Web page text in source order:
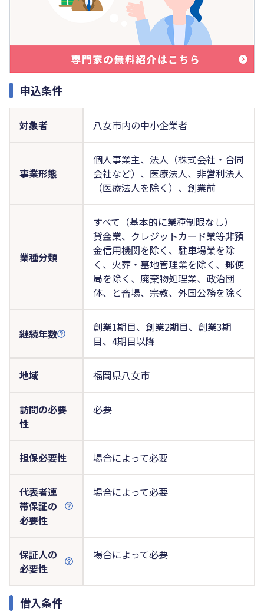
申込条件
対象者 八女市内の中小企業者
事業形態
個人事業主、法人（株式会社・合同
会社など）、医療法人、非営利法人
（医療法人を除く）、創業前
業種分類
すべて（基本的に業種制限なし）
貸金業、クレジットカード業等非預
金信用機関を除く、駐車場業を除
く、火葬・墓地管理業を除く、郵便
局を除く、廃棄物処理業、政治団
体、と畜場、宗教、外国公務を除く
継続年数
創業1期目、創業2期目、創業3期
目、4期目以降
地域 福岡県八女市
訪問の必要
性
必要
担保必要性 場合によって必要
代表者連
帯保証の
必要性
場合によって必要
保証人の
必要性
場合によって必要
借入条件